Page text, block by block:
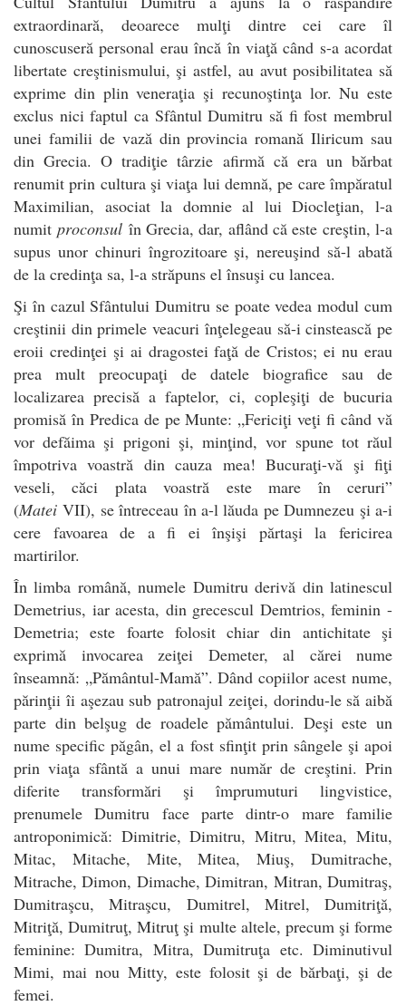
extraordinară, deoarece mulţi dintre cei care îl
cunoscuseră personal erau încă în viaţă când s-a acordat
libertate creştinismului, şi astfel, au avut posibilitatea să
exprime din plin veneraţia şi recunoştinţa lor. Nu este
exclus nici faptul ca Sfântul Dumitru să fi fost membrul
unei familii de vază din provincia romană Iliricum sau
din Grecia. O tradiţie târzie afirmă că era un bărbat
renumit prin cultura şi viaţa lui demnă, pe care împăratul
Maximilian, asociat la domnie al lui Diocleţian, l-a
numitproconsul în Grecia, dar, aflând că este creştin, l-a
supus unor chinuri îngrozitoare şi, nereuşind să-l abată
de la credinţa sa, l-a străpuns el însuşi cu lancea.
Şi în cazul Sfântului Dumitru se poate vedea modul cum
creştinii din primele veacuri înţelegeau să-i cinstească pe
eroii credinţei şi ai dragostei faţă de Cristos; ei nu erau
prea mult preocupaţi de datele biografice sau de
localizarea precisă a faptelor, ci, copleşiţi de bucuria
promisă în Predica de pe Munte: „Fericiţi veţi fi când vă
vor defăima şi prigoni şi, minţind, vor spune tot răul
împotriva voastră din cauza mea! Bucuraţi-vă şi fiţi
veseli, căci plata voastră este mare în ceruri”
(Matei VII), se întreceau în a-l lăuda pe Dumnezeu şi a-i
cere favoarea de a fi ei înşişi părtaşi la fericirea
martirilor.
În limba română, numele Dumitru derivă din latinescul
Demetrius, iar acesta, din grecescul Demtrios, feminin -
Demetria; este foarte folosit chiar din antichitate şi
exprimă invocarea zeiţei Demeter, al cărei nume
înseamnă: „Pământul-Mamă”. Dând copiilor acest nume,
părinţii îi aşezau sub patronajul zeiţei, dorindu-le să aibă
parte din belşug de roadele pământului. Deşi este un
nume specific păgân, el a fost sfinţit prin sângele şi apoi
prin viaţa sfântă a unui mare număr de creştini. Prin
diferite transformări şi împrumuturi lingvistice,
prenumele Dumitru face parte dintr-o mare familie
antroponimică: Dimitrie, Dimitru, Mitru, Mitea, Mitu,
Mitac, Mitache, Mite, Mitea, Miuş, Dumitrache,
Mitrache, Dimon, Dimache, Dimitran, Mitran, Dumitraş,
Dumitraşcu, Mitraşcu, Dumitrel, Mitrel, Dumitriţă,
Mitriţă, Dumitruţ, Mitruţ şi multe altele, precum şi forme
feminine: Dumitra, Mitra, Dumitruţa etc. Diminutivul
Mimi, mai nou Mitty, este folosit şi de bărbaţi, şi de
femei.